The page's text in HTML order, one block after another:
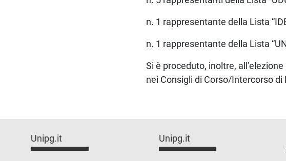
n. 1 rappresentante della Lista
n. 1 rappresentante della Lista
Si è proceduto, inoltre,
nei Consigli di Corso/Intercorso
Unipg.it Unipg.it